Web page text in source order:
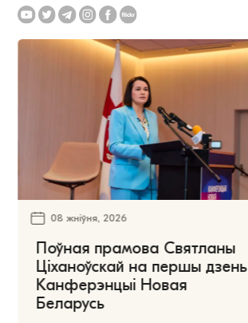
08 жніўня, 2026
Поўная прамова Святланы
Ціханоўскай на першы дзень
Канферэнцыі Новая
Беларусь